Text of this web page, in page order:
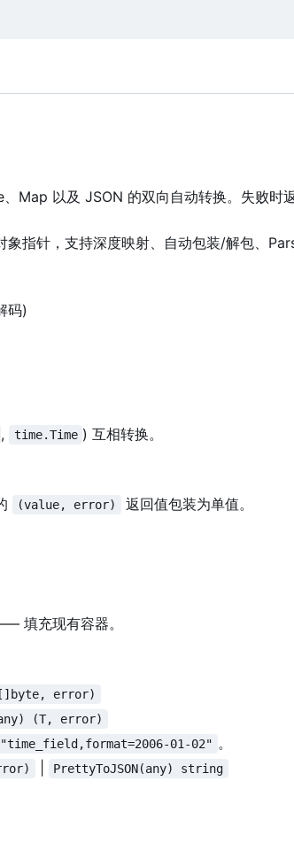
Map 以及 JSON 的双向自动转换。失败时
指针，支持深度映射、自动包装/解包、
码)
, time.Time ) 互相转换。
(value, error)
返回值包装为单值。
填充现有容器。
([]byte, error)
(T, error)
01-02" 。
PrettyToJSON(any) string